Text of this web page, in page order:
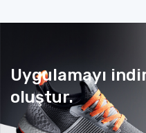
Uygulamayı
oluştur.